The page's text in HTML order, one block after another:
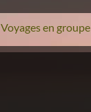
Voyages en groupe